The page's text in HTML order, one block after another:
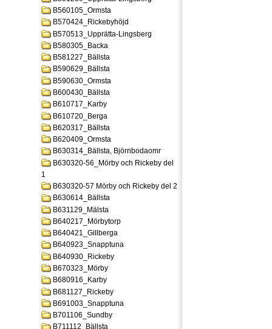
B560105_Ormsta
B570424_Rickebyhöjd
B570513_Upprätta-Lingsberg
B580305_Backa
B581227_Bällsta
B590629_Bällsta
B590630_Ormsta
B600430_Bällsta
B610717_Karby
B610720_Berga
B620317_Bällsta
B620409_Ormsta
B630314_Bällsta, Björnbodaomr
B630320-56_Mörby och Rickeby del
1
B630320-57 Mörby och Rickeby del 2
B630614_Bällsta
B631129_Mälsta
B640217_Mörbytorp
B640421_Gillberga
B640923_Snapptuna
B640930_Rickeby
B670323_Mörby
B680916_Karby
B681127_Rickeby
B691003_Snapptuna
B701106_Sundby
B711112_Bällsta